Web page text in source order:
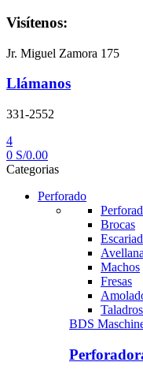
Visítenos:
Jr. Miguel Zamora 175
Llámanos
331-2552
4
0 S/0.00
Categorias
Perforado
Brocas
Machos
Fresas
Taladros
BDS